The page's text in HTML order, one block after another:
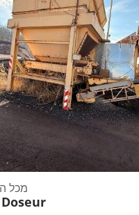
מכל
Doseur